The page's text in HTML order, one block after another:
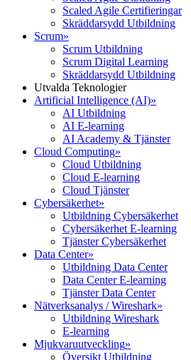
Scaled Agile Certifieringar
Skräddarsydd Utbildning
Scrum»
Scrum Utbildning
Scrum Digital Learning
Skräddarsydd Utbildning
Utvalda Teknologier
Artificial Intelligence (AI)»
AI Utbildning
AI E-learning
AI Academy & Tjänster
Cloud Computing»
Cloud Utbildning
Cloud E-learning
Cloud Tjänster
Cybersäkerhet»
Utbildning Cybersäkerhet
Cybersäkerhet E-learning
Tjänster Cybersäkerhet
Data Center»
Utbildning Data Center
Data Center E-learning
Tjänster Data Center
Nätverksanalys / Wireshark»
Utbildning Wireshark
E-learning
Mjukvaruutveckling»
Översikt Utbildning